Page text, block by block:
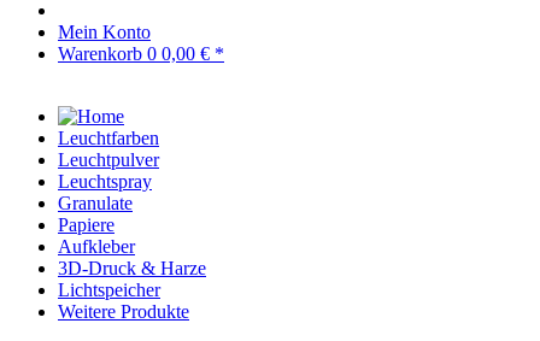
Mein Konto
Warenkorb 0 0,00 € *
Leuchtfarben
Leuchtpulver
Leuchtspray
Granulate
Papiere
Aufkleber
3D-Druck & Harze
Lichtspeicher
Weitere Produkte